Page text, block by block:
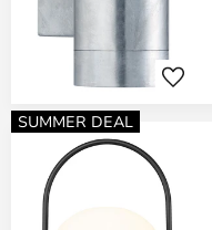
SUMMER DEAL